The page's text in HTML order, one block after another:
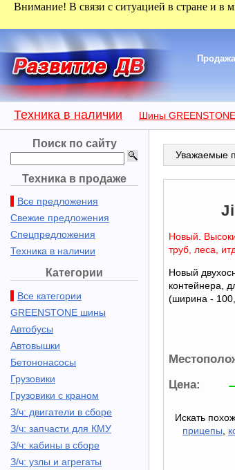
Внимание! В связи с ситуацией в стране и в
Техника в наличии Шины GREENSTONE
Поиск по сайту
Техника в продаже
Все предложения
Свежие предложения
Спецпредложения
Техника в наличии
Категории
Все категории
GREENSTONE шины
Автобусы
Автовышки
Бетононасосы
Грузовики
Грузовики с краном
З/ч: двигатели в сборе
З/ч: запчасти для КМУ
З/ч: кабины в сборе
З/ч: узлы и агрегаты
Уважаемые
Новый.
труб, леса, итд.
Новый
контейнера,
(ширина -
Цена:
Искать
прицепы,